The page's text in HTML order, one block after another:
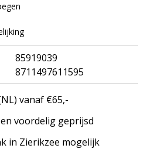
85919039
8711497611595
vanaf €65,-
voordelig geprijsd
in Zierikzee mogelijk